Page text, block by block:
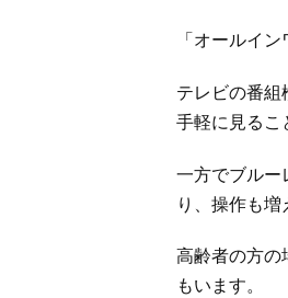
「オールイ
テレビの番組
手軽に見るこ
一方でブルー
り、操作も増
高齢者の方の
もいます。